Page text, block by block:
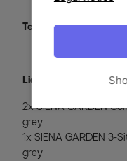
Textil Material:100%
Lieferumfang:
2x SIENA GARDEN
grey
1x SIENA GARDEN 3-
grey